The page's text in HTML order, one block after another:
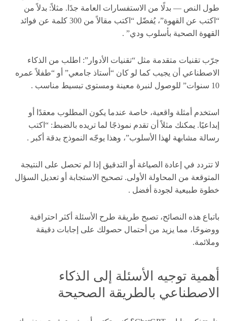
طول النص — بدلًا من الاستفسارات العامة جدًا. مثلاً: بدلاً من
“اكتب عن القهوة”، يُفضّل “اكتب مقالاً من 300 كلمة عن فوائد
القهوة الصحية بأسلوب ودي” .
جرّب تقنيات متقدمة مثل “تقنيات الأدوار”: اطلب من الذكاء
الاصطناعي أن يجيب كما لو كان “أستاذ جامعي” أو “طفلاً عمره
10 سنوات” للوصول لنبرة معينة ومستوى تبسيط مناسب .
استخدم أمثلة واقعية، خاصة عندما يكون المطلوب معقدًا أو
إبداعيًا. يمكنك مثلاً أن تقدم نموذجًا لما تريده بالضبط: “اكتب
رسالة مشابهة لهذا الأسلوب”، وهذا يوجّه النموذج بدقة أكبر .
لا تتردد في إعادة الصياغة أو التدقيق إذا لم تحصل على النتيجة
المتوقعة من المحاولة الأولى. تصحيح الاستجابة أو تعديل السؤال
خطوة طبيعية لجودة أفضل .
باتباع هذه النصائح، تصبح طريقة طرح الأسئلة أكثر احترافية
ووضوحًا، مما يزيد من أحتمال حصولك على إجابات دقيقة
وملائمة.
أهمية توجيه الأسئلة إلى الذكاء
الاصطناعي بالطريقة الصحيحة